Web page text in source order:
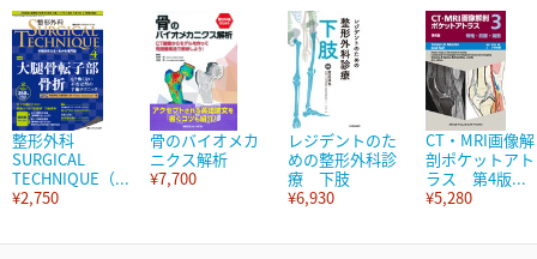
整形外科
SURGICAL
TECHNIQUE（...
¥2,750
骨のバイオメカ
ニクス解析
¥7,700
レジデントのた
めの整形外科診
療 下肢
¥6,930
CT・MRI画像解
剖ポケットアト
ラス 第4版...
¥5,280